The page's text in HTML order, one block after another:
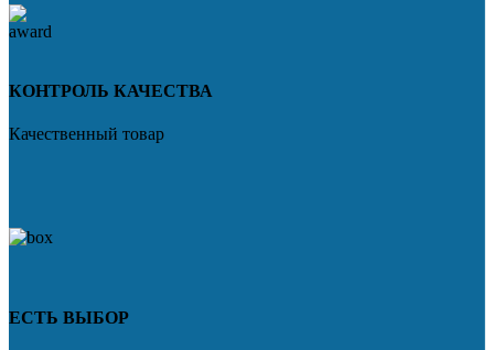
КОНТРОЛЬ КАЧЕСТВА
Качественный товар
ЕСТЬ ВЫБОР